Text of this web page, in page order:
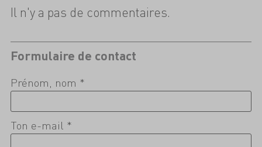
Il n'y a pas de commentaires.
Formulaire de contact
Prénom, nom *
Ton e-mail *